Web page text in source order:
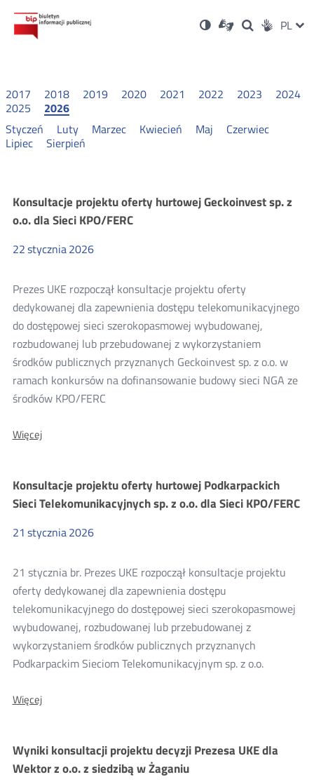
Ustawienia
Wersja
kontrastowa
Dla
niesłyszących
OtwórzOtwórz
w
Otwórz
w
Social PL
2017 2018 2019 2020 2021 2022 2023
2024
2025
2026
Styczeń
Luty Marzec Kwiecień Maj
Czerwiec
Lipiec
Sierpień
Konsultacje
konsultacji
2026
Konsultacje projektu oferty hurtowej Geckoinvest sp. z
o.o. dla Sieci KPO/FERC
22stycznia2026
Prezes UKE rozpoczął konsultacje projektu oferty
dedykowanej dla zapewnienia dostępu telekomunikacyjnego
do dostępowej sieci szerokopasmowej wybudowanej,
rozbudowanej lub przebudowanej z wykorzystaniem
środków publicznych przyznanych Geckoinvest sp. z o.o. w
ramach konkursów na dofinansowanie budowy sieci NGA ze
środków KPO/FERC
WięcejO:
hurtowej
Geckoinvest
sp.
o.o.
KPO/FERC
Konsultacje projektu oferty hurtowej Podkarpackich
Sieci Telekomunikacyjnych sp. z o.o. dla Sieci KPO/FERC
21 stycznia2026
21 stycznia br. Prezes UKE rozpoczął konsultacje projektu
oferty dedykowanej dla zapewnienia dostępu
telekomunikacyjnego do dostępowej sieci szerokopasmowej
wybudowanej, rozbudowanej lub przebudowanej z
wykorzystaniem środków publicznych przyznanych
Podkarpackim Sieciom Telekomunikacyjnym sp. z o.o.
WięcejO:
hurtowej
Podkarpackich
Sieci
Wyniki konsultacji projektu decyzji Prezesa UKE dla
Wektor z o.o. z siedzibą w Żaganiu